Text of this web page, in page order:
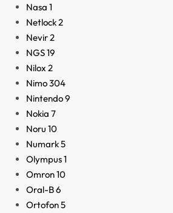
Nasa 1
Netlock2
Nevir2
NGS19
Nilox 2
Nimo304
Nintendo9
Nokia 7
Noru 10
Numark5
Olympus1
Omron10
Oral-B6
Ortofon5